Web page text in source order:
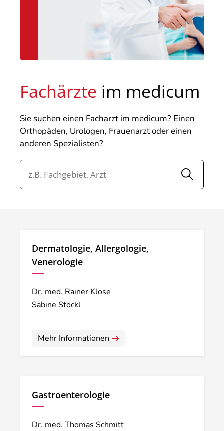
Fachärzte im medicum
Sie suchen einen Facharzt im medicum? Einen
Orthopäden, Urologen, Frauenarzt oder einen
anderen Spezialisten?
Dermatologie, Allergologie,
Venerologie
Dr. med. Rainer Klose
Sabine Stöckl
Mehr Informationen
Gastroenterologie
Dr. med. Thomas Schmitt